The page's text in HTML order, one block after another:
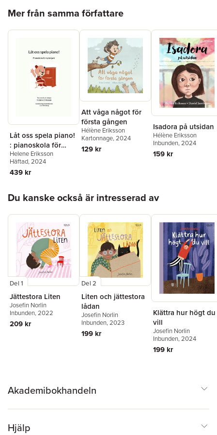
Mer från samma författare
Låt oss spela piano!
: pianoskola för
nybörjare
Helene Eriksson
Häftad, 2024
439 kr
Att våga något för
första gången
Hélène Eriksson
Kartonnage, 2024
129 kr
Isadora på utsidan
Hélène Eriksson
Inbunden, 2024
159 kr
Du kanske också är intresserad av
Del 1
Jättestora Liten
Josefin Norlin
Inbunden, 2022
209 kr
Del 2
Liten och jättestora
lådan
Josefin Norlin
Inbunden, 2023
199 kr
Klättra hur högt du
vill
Josefin Norlin
Inbunden, 2024
199 kr
Akademibokhandeln
Hjälp